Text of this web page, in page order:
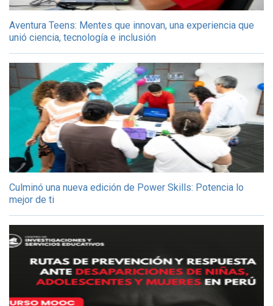
Aventura Teens: Mentes que innovan, una experiencia que
unió ciencia, tecnología e inclusión
Culminó una nueva edición de Power Skills: Potencia lo
mejor de ti